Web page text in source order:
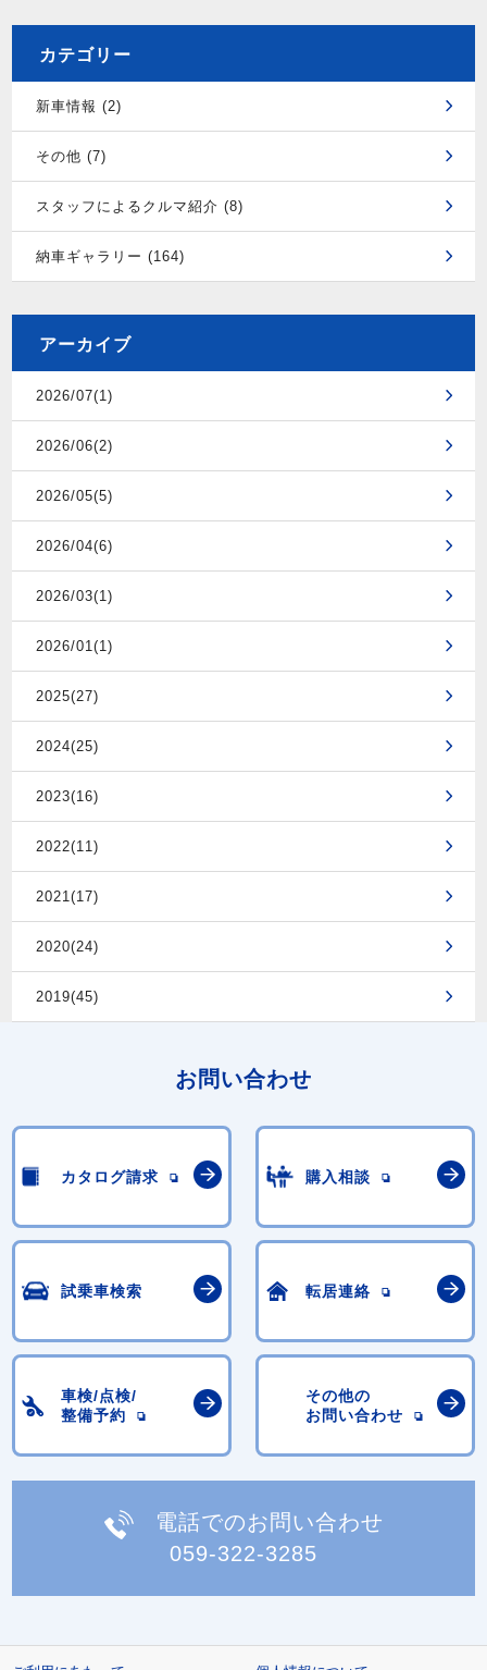
カテゴリー
新車情報 (2)
その他 (7)
スタッフによるクルマ紹介 (8)
納車ギャラリー (164)
アーカイブ
2026/07(1)
2026/06(2)
2026/05(5)
2026/04(6)
2026/03(1)
2026/01(1)
2025(27)
2024(25)
2023(16)
2022(11)
2021(17)
2020(24)
2019(45)
お問い合わせ
カタログ請求 購入相談
試乗車検索 転居連絡
車検/点検/
整備予約
その他の
お問い合わせ
電話でのお問い合わせ
059-322-3285